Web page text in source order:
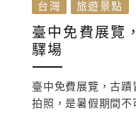
台灣 旅遊景點
臺中免費展覽
驛場
臺中免費展覽，古
拍照，是暑假期間